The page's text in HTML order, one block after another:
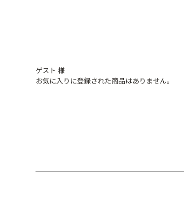
ゲスト 様
お気に入りに登録された商品はありません。